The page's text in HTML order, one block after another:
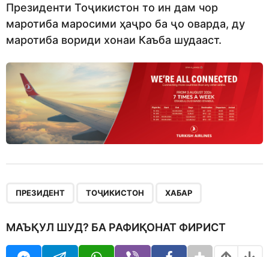
Президенти Тоҷикистон то ин дам чор
маротиба маросими ҳаҷро ба ҷо оварда, ду
маротиба вориди хонаи Каъба шудааст.
ПРЕЗИДЕНТ ТОҶИКИСТОН ХАБАР
МАЪҚУЛ ШУД? БА РАФИҚОНАТ ФИРИСТ